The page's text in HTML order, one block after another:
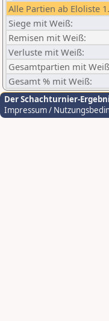
Alle Partien ab Eloliste
Siege mit Weiß:
Remisen mit Weiß:
Verluste mit Weiß:
Gesamtpartien mit
Gesamt % mit Weiß:
Der Schachturnier-
Impressum /